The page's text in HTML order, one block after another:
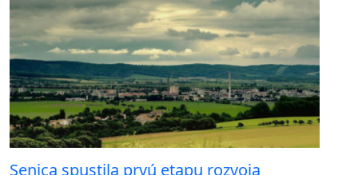
Senica spustila prvú etapu rozvoja